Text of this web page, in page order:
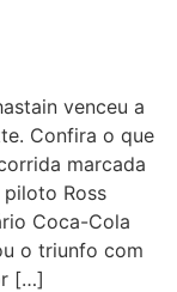
venceu a
Confira o que
marcada
Ross
Coca-Cola
o triunfo com
[…]